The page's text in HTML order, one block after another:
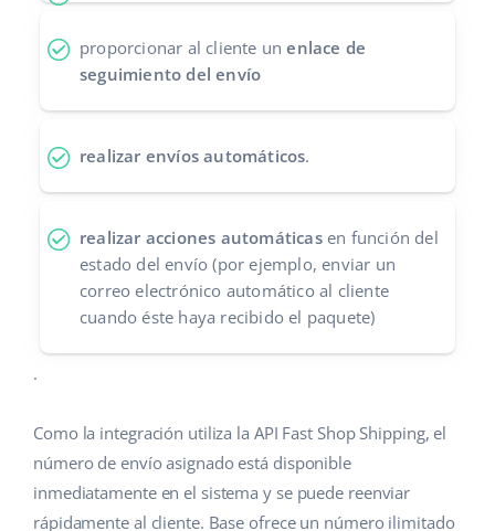
proporcionar al cliente unenlace de
seguimiento del envío
realizar envíos automáticos.
realizar acciones automáticasen función del
estado del envío (por ejemplo, enviar un
correo electrónico automático al cliente
cuando éste haya recibido el paquete)
.
Como la integración utiliza la API Fast Shop Shipping, el
número de envío asignado está disponible
inmediatamente en el sistema y se puede reenviar
rápidamente al cliente. Base ofrece un número ilimitado